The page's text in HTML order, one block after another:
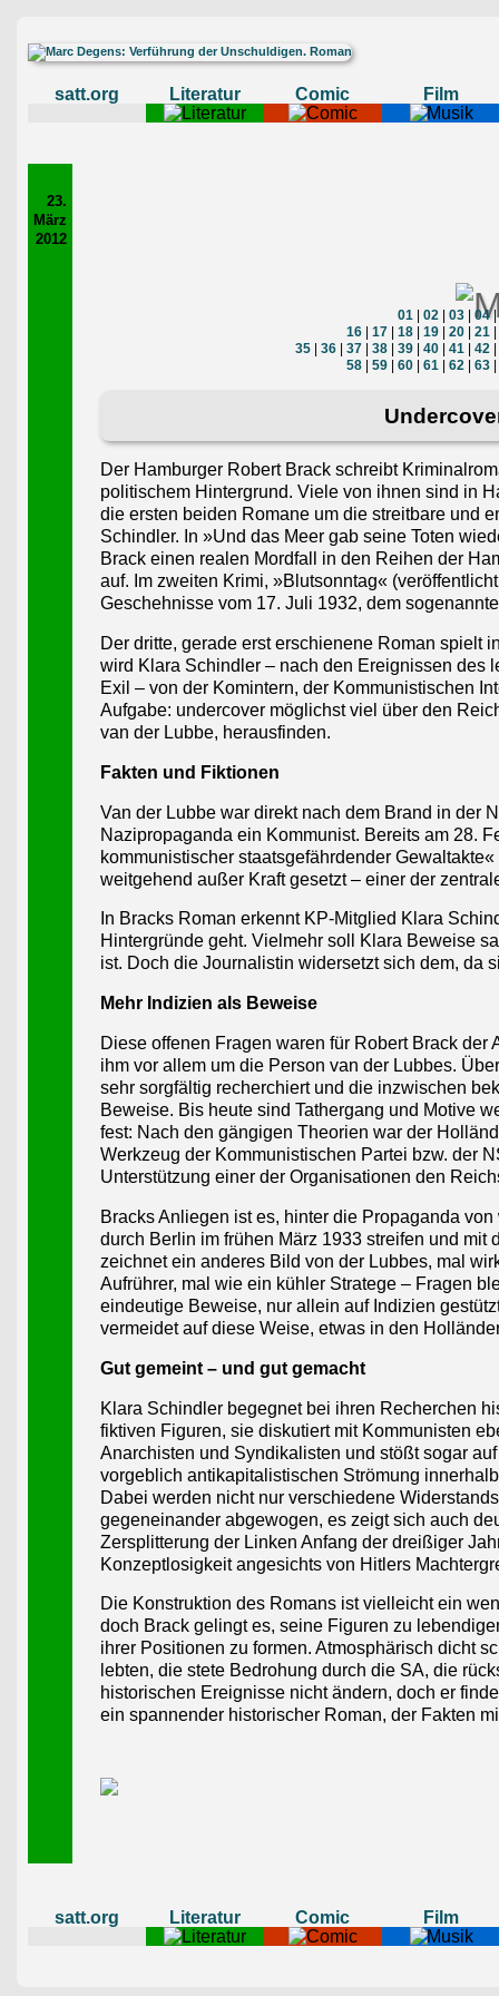
satt.org Literatur Comic Film
23.
März
2012
01 |02 |03 |04
16
17 18 19 20 21
35
36 37 38 39 40 41 42
58
59 60 61 62 63
Der Hamburger Robert Brack schreibt
politischem Hintergrund. Viele von ihnen sind in
die ersten beiden Romane um die streitbare und
Schindler. In »Und das Meer gab seine Toten
Brack einen realen Mordfall in den Reihen der
auf. Im zweiten Krimi, »Blutsonntag«
Geschehnisse vom 17. Juli 1932, dem
Der dritte, gerade erst erschienene Roman spielt
wird Klara Schindler – nach den Ereignissen des
Exil – von der Komintern, der Kommunistischen
Aufgabe: undercover möglichst viel über den
van der Lubbe, herausfinden.
Fakten und Fiktionen
Van der Lubbe war direkt nach dem Brand in der
Nazipropaganda ein Kommunist. Bereits am 28.
kommunistischer staatsgefährdender
weitgehend außer Kraft gesetzt – einer der
In Bracks Roman erkennt KP-Mitglied Klara
Hintergründe geht. Vielmehr soll Klara Beweise
ist. Doch die Journalistin widersetzt sich dem, da
Mehr Indizien als Beweise
Diese offenen Fragen waren für Robert Brack
ihm vor allem um die Person van der Lubbes.
sehr sorgfältig recherchiert und die inzwischen
Beweise. Bis heute sind Tathergang und Motive
fest: Nach den gängigen Theorien war der
Werkzeug der Kommunistischen Partei bzw. der
Unterstützung einer der Organisationen den
Bracks Anliegen ist es, hinter die Propaganda
durch Berlin im frühen März 1933 streifen und
zeichnet ein anderes Bild von der Lubbes, mal
Aufrührer, mal wie ein kühler Stratege – Fragen
eindeutige Beweise, nur allein auf Indizien
vermeidet auf diese Weise, etwas in den
Gut gemeint – und gut gemacht
Klara Schindler begegnet bei ihren Recherchen
fiktiven Figuren, sie diskutiert mit Kommunisten
Anarchisten und Syndikalisten und stößt sogar
vorgeblich antikapitalistischen Strömung
Dabei werden nicht nur verschiedene
gegeneinander abgewogen, es zeigt sich auch
Zersplitterung der Linken Anfang der dreißiger
Konzeptlosigkeit angesichts von Hitlers
Die Konstruktion des Romans ist vielleicht ein
doch Brack gelingt es, seine Figuren zu
ihrer Positionen zu formen. Atmosphärisch dicht
lebten, die stete Bedrohung durch die SA, die
historischen Ereignisse nicht ändern, doch er
ein spannender historischer Roman, der Fakten
satt.org Literatur Comic Film